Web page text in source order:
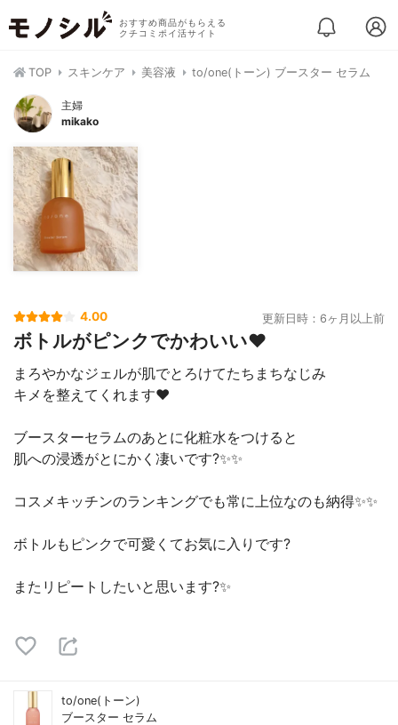
おすすめ商品がもらえる
クチコミポイ活サイト
TOP スキンケア 美容液 to/one(トーン) ブースター セラム
主婦
mikako
4.00 更新日時：6ヶ月以上前
ボトルがピンクでかわいい❤️
まろやかなジェルが肌でとろけてたちまちなじみ
キメを整えてくれます❤️
ブースターセラムのあとに化粧水をつけると
肌への浸透がとにかく凄いです?✨✨
コスメキッチンのランキングでも常に上位なのも納得✨✨
ボトルもピンクで可愛くてお気に入りです?
またリピートしたいと思います?✨
to/one(トーン)
ブースター セラム